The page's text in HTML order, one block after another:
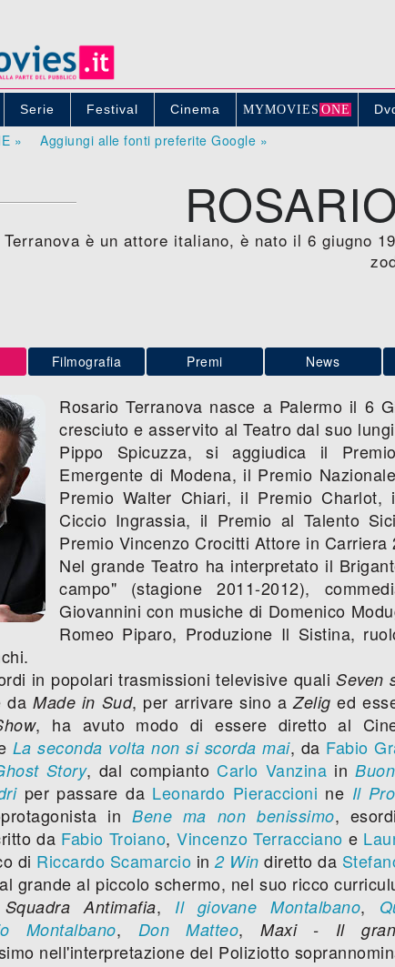
Serie Festival Cinema MYMOVIE S ONE
» Aggiungi alle fonti preferite Google »
è un attore italiano, è nato il 6 giugno
Filmografia Premi News
Rosario Terranova nasce a Palermo il 6
cresciuto e asservito al Teatro dal suo
Pippo Spicuzza, si aggiudica il
Emergente di Modena, il Premio
Premio Walter Chiari, il Premio Charlot,
Ciccio Ingrassia, il Premio al Talento
Premio Vincenzo Crocitti Attore in Carriera
Nel grande Teatro ha interpretato il
campo" (stagione 2011-2012),
Giovannini con musiche di Domenico
Romeo Piparo, Produzione Il Sistina,
in popolari trasmissioni televisive qualiSeven
daMade in Sud, per arrivare sino aZelig ed
, ha avuto modo di essere diretto al
La seconda volta non si scorda mai, da Fabio
Story, dal compianto Carlo Vanzina in
per passare da Leonardo Pieraccioni ne Il
in Bene ma non benissimo,
da Fabio Troiano,Vincenzo Terracciano e
di Riccardo Scamarcio in 2 Win diretto da
grande al piccolo schermo, nel suo ricco
Squadra Antimafia, Il giovane Montalbano,
Montalbano, Don Matteo, Maxi - Il
nell'interpretazione del Poliziotto